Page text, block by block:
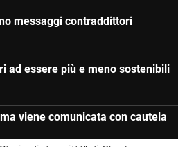
messaggi contraddittori
ad essere più e meno sostenibili
viene comunicata con cautela